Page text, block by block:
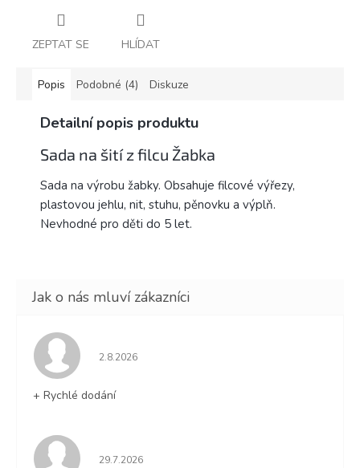
ZEPTAT SE HLÍDAT
Popis Podobné (4) Diskuze
Detailní popis produktu
Sada na šití z filcu Žabka
Sada na výrobu žabky. Obsahuje filcové výřezy,
plastovou jehlu, nit, stuhu, pěnovku a výplň.
Nevhodné pro děti do 5 let.
Hodnocení obchodu je 5 z 5 hvězdiček.
2.8.2026
+ Rychlé dodání
Hodnocení obchodu je 5 z 5 hvězdiček.
29.7.2026